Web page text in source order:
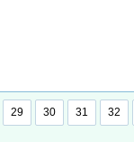
29 30 31 32